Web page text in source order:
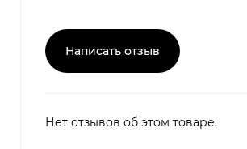
Написать отзыв
Нет отзывов об этом товаре.